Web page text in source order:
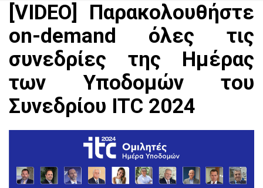
[VIDEO] Παρακολουθήστε
on-demand όλες τις
συνεδρίες της Ημέρας
των Υποδομών του
Συνεδρίου ITC 2024